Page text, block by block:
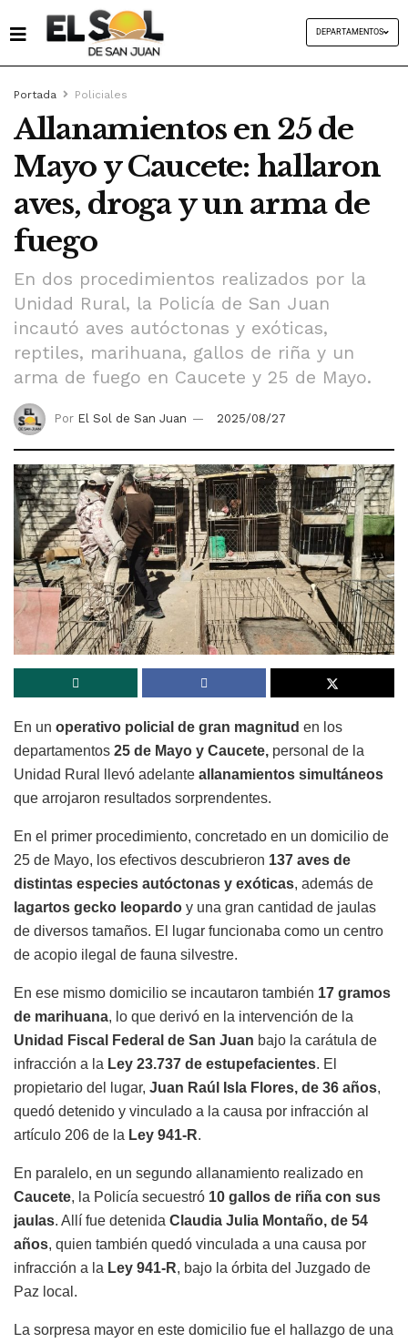
DEPARTAMENTOS
Portada Policiales
Allanamientos en 25 de
Mayo y Caucete: hallaron
aves, droga y un arma de
fuego
En dos procedimientos realizados por la
Unidad Rural, la Policía de San Juan
incautó aves autóctonas y exóticas,
reptiles, marihuana, gallos de riña y un
arma de fuego en Caucete y 25 de Mayo.
Por El Sol de San Juan 2025/08/27
En un operativo policial de gran magnitud en los
departamentos 25 de Mayo y Caucete, personal de la
Unidad Rural llevó adelante allanamientos simultáneos
que arrojaron resultados sorprendentes.
En el primer procedimiento, concretado en un domicilio de
25 de Mayo, los efectivos descubrieron 137 aves de
distintas especies autóctonas y exóticas, además de
lagartos gecko leopardo y una gran cantidad de jaulas
de diversos tamaños. El lugar funcionaba como un centro
de acopio ilegal de fauna silvestre.
En ese mismo domicilio se incautaron también 17 gramos
de marihuana, lo que derivó en la intervención de la
Unidad Fiscal Federal de San Juan bajo la carátula de
infracción a la Ley 23.737 de estupefacientes. El
propietario del lugar, Juan Raúl Isla Flores, de 36 años,
quedó detenido y vinculado a la causa por infracción al
artículo 206 de la Ley 941-R.
En paralelo, en un segundo allanamiento realizado en
Caucete, la Policía secuestró 10 gallos de riña con sus
jaulas. Allí fue detenida Claudia Julia Montaño, de 54
años, quien también quedó vinculada a una causa por
infracción a la Ley 941-R, bajo la órbita del Juzgado de
Paz local.
La sorpresa mayor en este domicilio fue el hallazgo de una